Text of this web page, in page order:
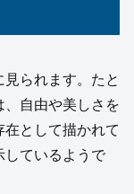
られます。たと
、自由や美しさを
として描かれて
しているようで